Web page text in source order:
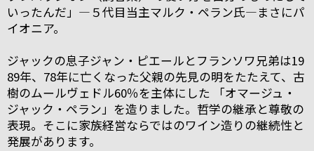
いったんだ」―５代目当主マルク・ペラン氏―まさにパ
イオニア。
ジャックの息子ジャン・ピエールとフランソワ兄弟は19
89年、78年に亡くなった父親の先見の明をたたえて、古
樹のムールヴェドル60％を主体にした 「オマージュ・
ジャック・ペラン」を造りました。哲学の継承と尊敬の
表現。そこに家族経営ならではのワイン造りの継続性と
発展があります。